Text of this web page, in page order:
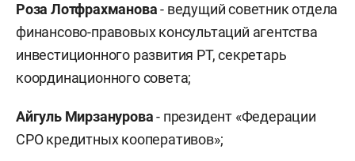
Роза Лотфрахманова- ведущий советник отдела
финансово-правовых консультаций агентства
инвестиционного развития РТ, секретарь
координационного совета;
Айгуль Мирзанурова- президент «Федерации
СРО кредитных кооперативов»;